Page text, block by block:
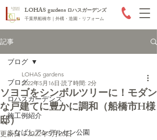
LOHAS gardens ロハスガーデンズ
千葉県船橋市｜外構・造園・リフォーム
記事
ブログ
ロハスガーデンズ
施工例紹介
ふなばしアンデルセン公園
ブログ
ソヨゴをシンボルツリーに！モダン
な戸建てに豊かに調和（船橋市H様
邸）
LOHAS gardens
2022年5月16日 読了時間: 2分
更新日：2022年5月26日